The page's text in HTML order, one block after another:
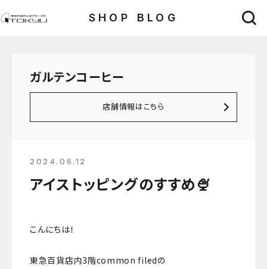
SHOP BLOG
ガルテンコーヒー
店舗情報はこちら
2024.06.12
アイストッピングのすすめ🍨
こんにちは！
東急百貨店内3階common filedの